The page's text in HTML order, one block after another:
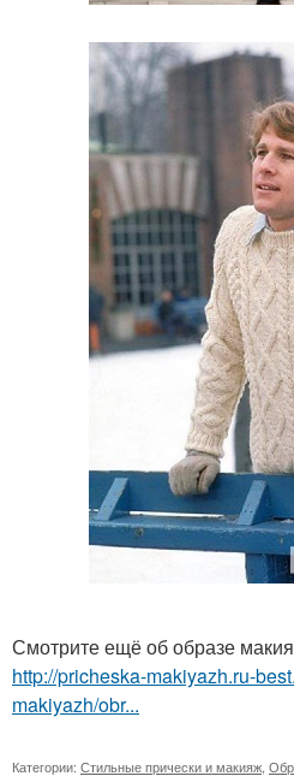
Смотрите ещё об образе
http://pricheska-makiyazh.ru-
makiyazh/obr...
Категории: Стильные прически и макияж